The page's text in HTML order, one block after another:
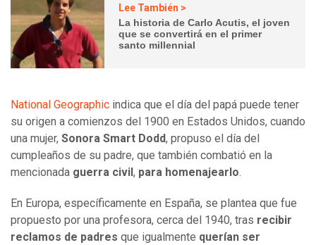
Lee También >
La historia de Carlo Acutis, el joven
que se convertirá en el primer
santo millennial
National Geographic indica que el día del papá puede tener
su origen a comienzos del 1900 en Estados Unidos, cuando
una mujer, Sonora Smart Dodd, propuso el día del
cumpleaños de su padre, que también combatió en la
mencionada guerra civil , para homenajearlo.
En Europa, específicamente en España, se plantea que fue
propuesto por una profesora, cerca del 1940, tras recibir
reclamos de padres que igualmente querían ser